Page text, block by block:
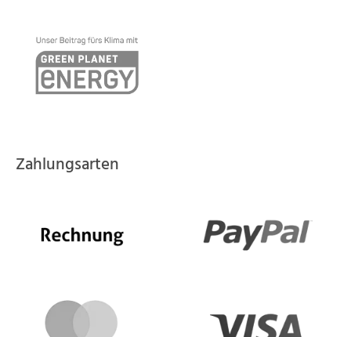
Zahlungsarten